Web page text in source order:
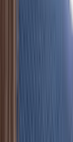
lief alles,